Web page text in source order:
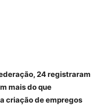
24 registraram
mais do que
criação de empregos